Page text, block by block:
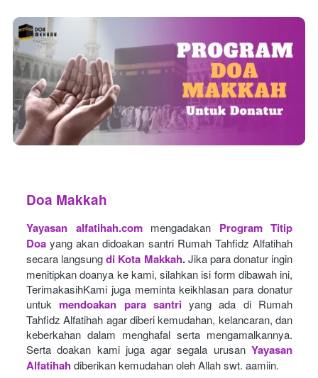
Doa Makkah
Yayasan alfatihah.com mengadakan
Program Titip
Doa yang akan didoakan santri Rumah Tahfidz Alfatihah
secara langsung di Kota Makkah. Jika para donatur ingin
menitipkan doanya ke kami, silahkan isi form dibawah ini,
TerimakasihKami juga meminta keikhlasan para donatur
untuk mendoakan para santri yang ada di Rumah
Tahfidz Alfatihah agar diberi kemudahan, kelancaran, dan
keberkahan dalam menghafal serta mengamalkannya.
Serta doakan kami juga agar segala urusan Yayasan
Alfatihah diberikan kemudahan oleh Allah swt. aamiin.